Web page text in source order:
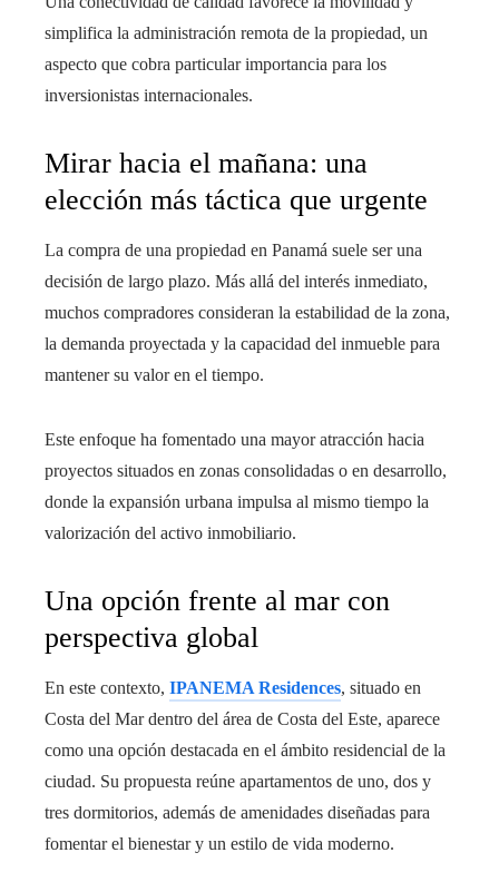
simplifica la administración remota de la propiedad, un
aspecto que cobra particular importancia para los
inversionistas internacionales.
Mirar hacia el mañana: una
elección más táctica que urgente
La compra de una propiedad en Panamá suele ser una
decisión de largo plazo. Más allá del interés inmediato,
muchos compradores consideran la estabilidad de la zona,
la demanda proyectada y la capacidad del inmueble para
mantener su valor en el tiempo.
Este enfoque ha fomentado una mayor atracción hacia
proyectos situados en zonas consolidadas o en desarrollo,
donde la expansión urbana impulsa al mismo tiempo la
valorización del activo inmobiliario.
Una opción frente al mar con
perspectiva global
En este contexto, IPANEMA Residences, situado en
Costa del Mar dentro del área de Costa del Este, aparece
como una opción destacada en el ámbito residencial de la
ciudad. Su propuesta reúne apartamentos de uno, dos y
tres dormitorios, además de amenidades diseñadas para
fomentar el bienestar y un estilo de vida moderno.